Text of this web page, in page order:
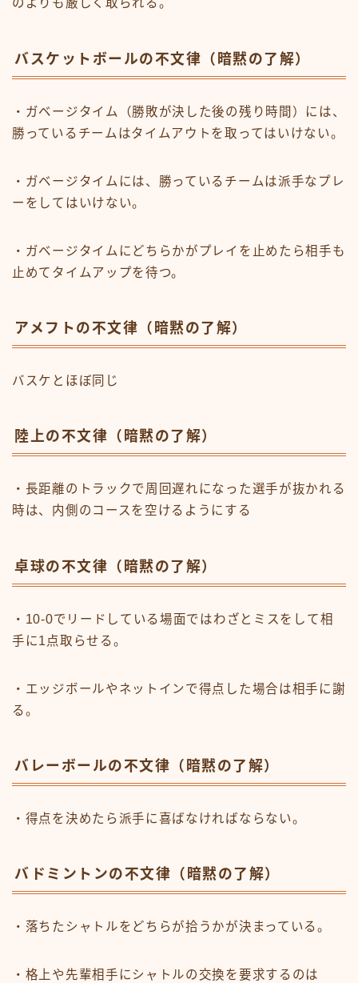
のよりも厳しく取られる。
バスケットボールの不文律（暗黙の了解）
・ガベージタイム（勝敗が決した後の残り時間）には、
勝っているチームはタイムアウトを取ってはいけない。
・ガベージタイムには、勝っているチームは派手なプレ
ーをしてはいけない。
・ガベージタイムにどちらかがプレイを止めたら相手も
止めてタイムアップを待つ。
アメフトの不文律（暗黙の了解）
バスケとほぼ同じ
陸上の不文律（暗黙の了解）
・長距離のトラックで周回遅れになった選手が抜かれる
時は、内側のコースを空けるようにする
卓球の不文律（暗黙の了解）
・10-0でリードしている場面ではわざとミスをして相
手に1点取らせる。
・エッジボールやネットインで得点した場合は相手に謝
る。
バレーボールの不文律（暗黙の了解）
・得点を決めたら派手に喜ばなければならない。
バドミントンの不文律（暗黙の了解）
・落ちたシャトルをどちらが拾うかが決まっている。
・格上や先輩相手にシャトルの交換を要求するのは